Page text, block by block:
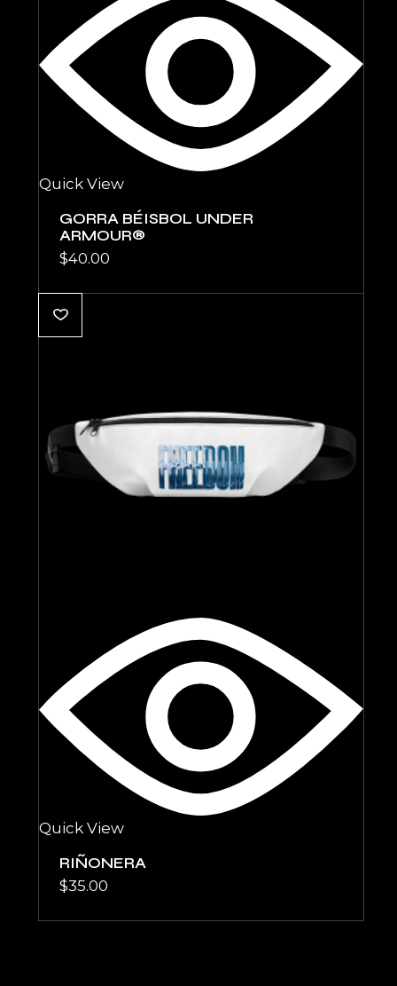
Quick View
GORRA BÉISBOL UNDER
ARMOUR®
$40.00
Quick View
RIÑONERA
$35.00